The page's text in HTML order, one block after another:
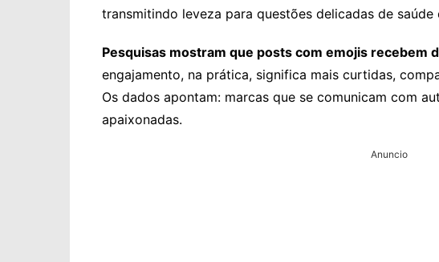
transmitindo leveza para questões delicadas de saúde
Pesquisas mostram que posts com emojis recebem
engajamento, na prática, significa mais curtidas,
Os dados apontam: marcas que se comunicam com
apaixonadas.
Anuncio